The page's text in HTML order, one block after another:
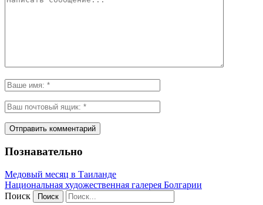
Познавательно
Медовый месяц в Таиланде
Национальная художественная галерея Болгарии
Поиск